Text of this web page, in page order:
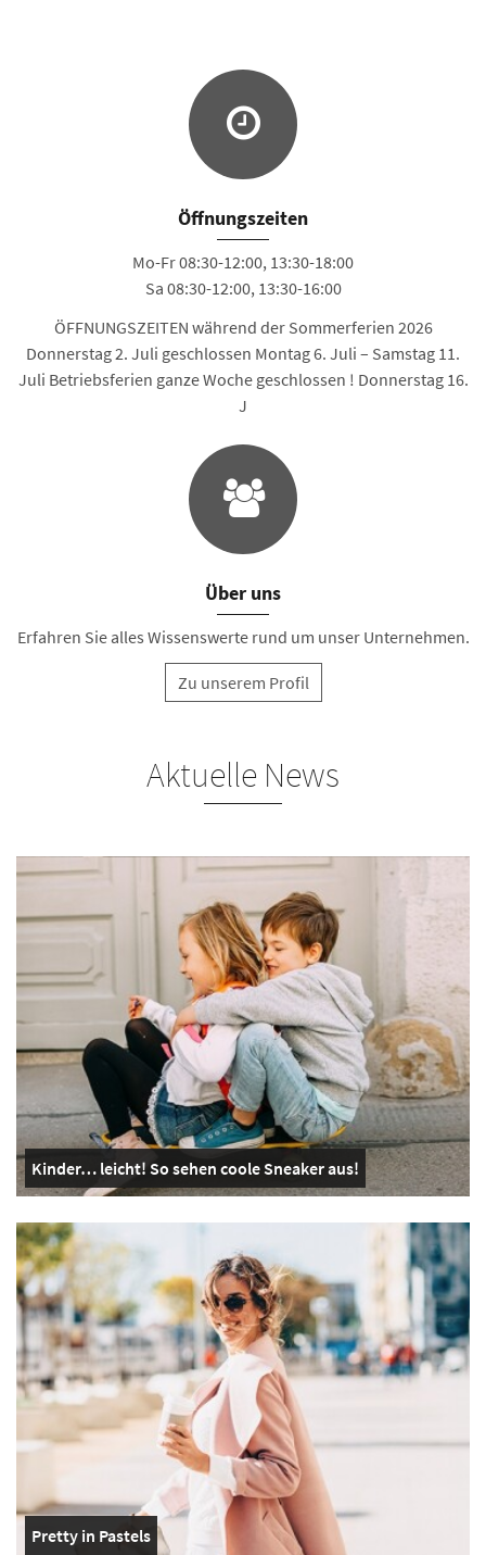
Öffnungszeiten
Mo-Fr 08:30-12:00, 13:30-18:00
Sa 08:30-12:00, 13:30-16:00
ÖFFNUNGSZEITEN während der Sommerferien 2026
Donnerstag 2. Juli geschlossen Montag 6. Juli – Samstag 11.
Juli Betriebsferien ganze Woche geschlossen ! Donnerstag 16.
J
Über uns
Erfahren Sie alles Wissenswerte rund um unser Unternehmen.
Zu unserem Profil
Aktuelle News
Kinder… leicht! So sehen coole Sneaker aus!
Pretty in Pastels